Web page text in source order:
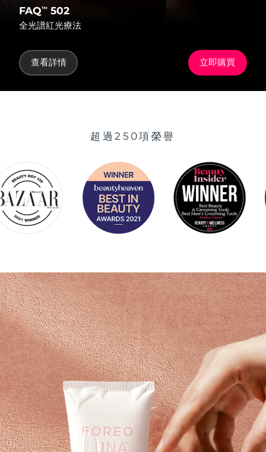
FAQ™ 502
全光譜紅光療法
查看詳情 立即購買
超過250項榮譽